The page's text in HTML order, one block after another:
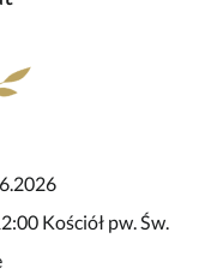
Kościół pw. Św.